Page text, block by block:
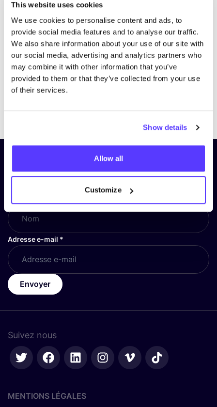
This website uses cookies
We use cookies to personalise content and ads, to
provide social media features and to analyse our traffic.
We also share information about your use of our site with
our social media, advertising and analytics partners who
may combine it with other information that you’ve
provided to them or that they’ve collected from your use
of their services.
Show details
Allow all
Customize
Inscrivez-vous à notre lettre
d’information et restez informé !
Adresse e-mail *
Envoyer
Suivez nous
MENTIONS LÉGALES